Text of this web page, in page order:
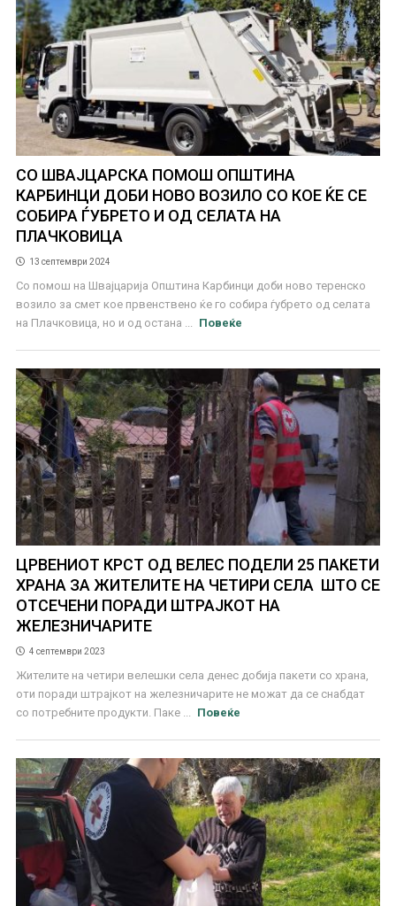
СО ШВАЈЦАРСКА ПОМОШ ОПШТИНА
КАРБИНЦИ ДОБИ НОВО ВОЗИЛО СО КОЕ ЌЕ СЕ
СОБИРА ЃУБРЕТО И ОД СЕЛАТА НА
ПЛАЧКОВИЦА
13 септември 2024
Со помош на Швајцарија Општина Карбинци доби ново теренско
возило за смет кое првенствено ќе го собира ѓубрето од селата
на Плачковица, но и од остана ...
Повеќе
ЦРВЕНИОТ КРСТ ОД ВЕЛЕС ПОДЕЛИ 25 ПАКЕТИ
ХРАНА ЗА ЖИТЕЛИТЕ НА ЧЕТИРИ СЕЛА ШТО СЕ
ОТСЕЧЕНИ ПОРАДИ ШТРАЈКОТ НА
ЖЕЛЕЗНИЧАРИТЕ
4 септември 2023
Жителите на четири велешки села денес добија пакети со храна,
оти поради штрајкот на железничарите не можат да се снабдат
со потребните продукти. Паке ...
Повеќе